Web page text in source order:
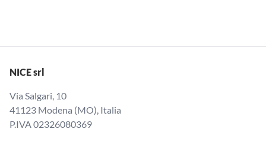
NICE srl
Via Salgari, 10
41123 Modena (MO), Italia
P.IVA 02326080369